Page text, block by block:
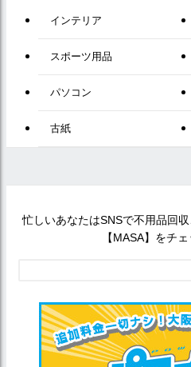
インテリア
スポーツ用品
パソコン
古紙
忙しいあなたはSNSで不用品回
【MASA】をチ